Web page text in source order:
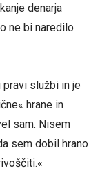
denarja
ne bi naredilo
službi in je
hrane in
sam. Nisem
sem dobil hrano